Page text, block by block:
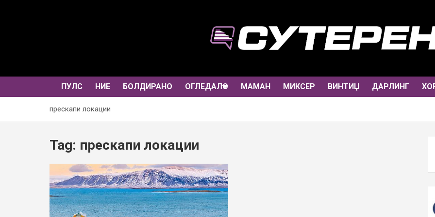
ПУЛС НИЕ БОЛДИРАНО ОГЛЕДАЛО МАМАН МИКСЕР ВИНТИЏ ДАРЛИНГ
прескапи локации
Tag: прескапи локации